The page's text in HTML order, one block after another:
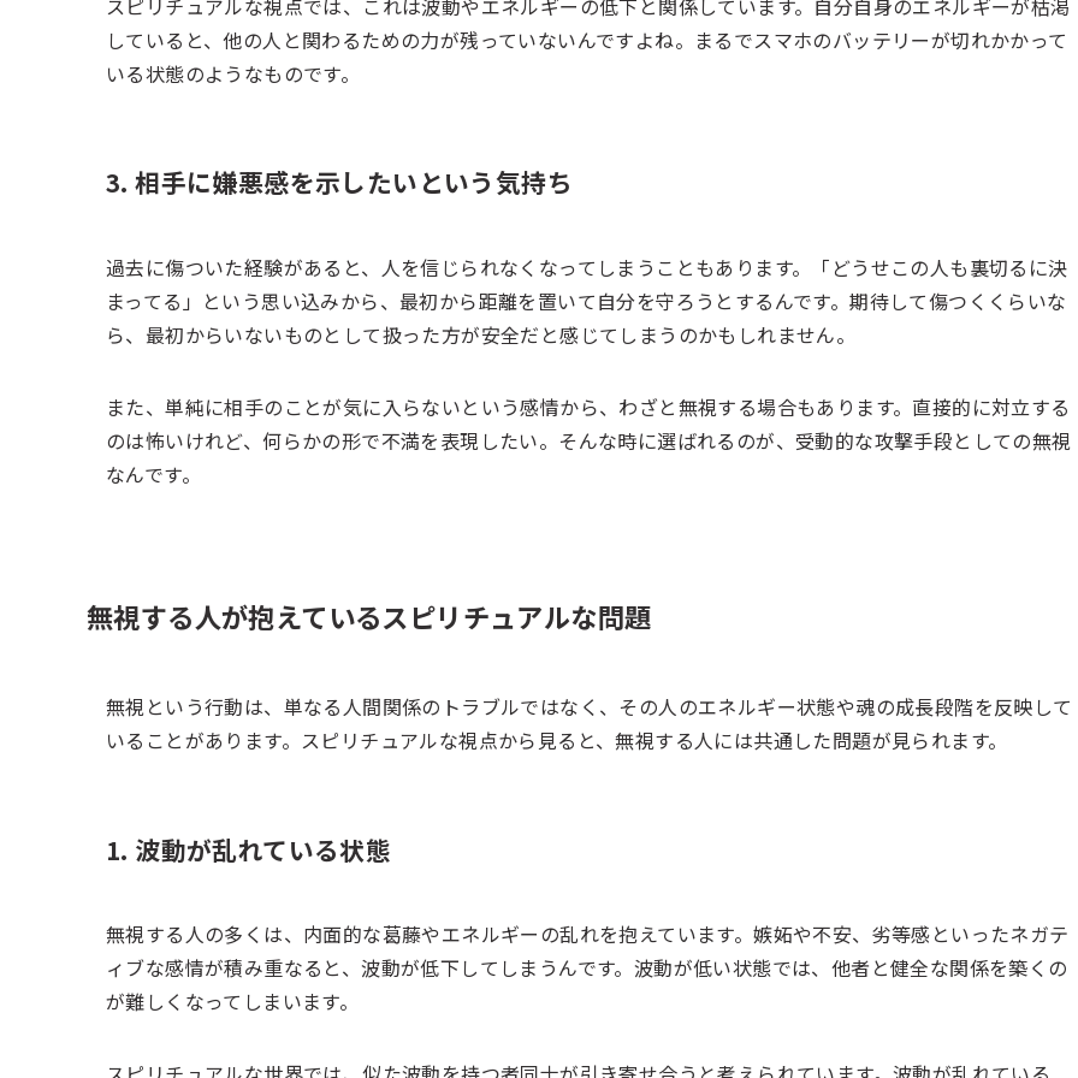
スピリチュアルな視点では、これは波動やエネルギーの低下と関係しています。自分自身のエネルギーが枯渇
していると、他の人と関わるための力が残っていないんですよね。まるでスマホのバッテリーが切れかかって
いる状態のようなものです。
3. 相手に嫌悪感を示したいという気持ち
過去に傷ついた経験があると、人を信じられなくなってしまうこともあります。「どうせこの人も裏切るに決
まってる」という思い込みから、最初から距離を置いて自分を守ろうとするんです。期待して傷つくくらいな
ら、最初からいないものとして扱った方が安全だと感じてしまうのかもしれません。
また、単純に相手のことが気に入らないという感情から、わざと無視する場合もあります。直接的に対立する
のは怖いけれど、何らかの形で不満を表現したい。そんな時に選ばれるのが、受動的な攻撃手段としての無視
なんです。
無視する人が抱えているスピリチュアルな問題
無視という行動は、単なる人間関係のトラブルではなく、その人のエネルギー状態や魂の成長段階を反映して
いることがあります。スピリチュアルな視点から見ると、無視する人には共通した問題が見られます。
1. 波動が乱れている状態
無視する人の多くは、内面的な葛藤やエネルギーの乱れを抱えています。嫉妬や不安、劣等感といったネガテ
ィブな感情が積み重なると、波動が低下してしまうんです。波動が低い状態では、他者と健全な関係を築くの
が難しくなってしまいます。